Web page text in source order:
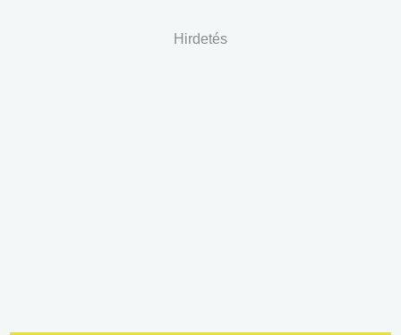
Hirdetés